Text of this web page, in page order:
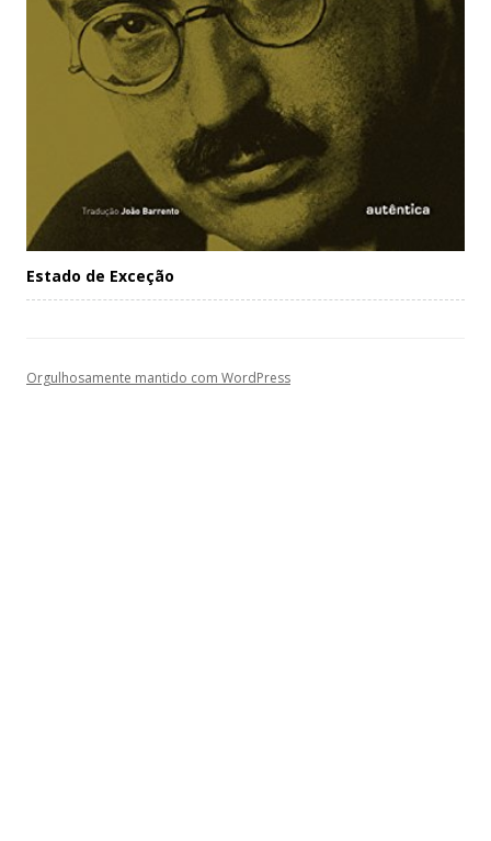
Estado de Exceção
Orgulhosamente mantido com WordPress